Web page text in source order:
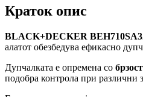
Краток опис
BLACK+DECKER
алатот обезбедува ефикасно
Дупчалката е опремена со
подобра контрола при различни